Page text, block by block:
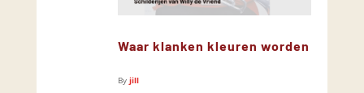
Waar klanken kleuren worden
By jill